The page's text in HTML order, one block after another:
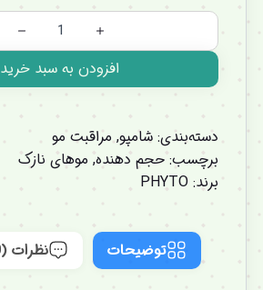
افزودن به سبد خرید
دسته‌بندی: شامپو, مراقبت مو
برچسب: حجم دهنده, موهای نازک
برند: PHYTO
توضیحات نظرات (0)